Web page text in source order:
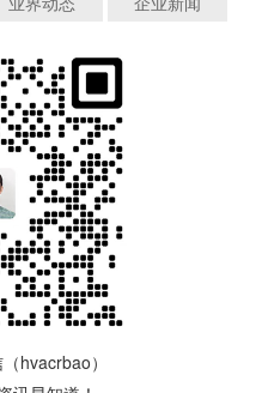
hvacrbao）